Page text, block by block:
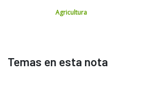
Agricultura
Temas en esta nota